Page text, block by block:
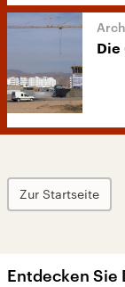
Zur Startseite
Entdecken Sie